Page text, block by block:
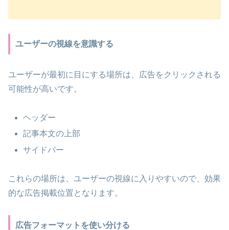
ユーザーの視線を意識する
ユーザーが最初に目にする場所は、広告をクリックされる
可能性が高いです。
ヘッダー
記事本文の上部
サイドバー
これらの場所は、ユーザーの視線に入りやすいので、効果
的な広告掲載位置となります。
広告フォーマットを使い分ける